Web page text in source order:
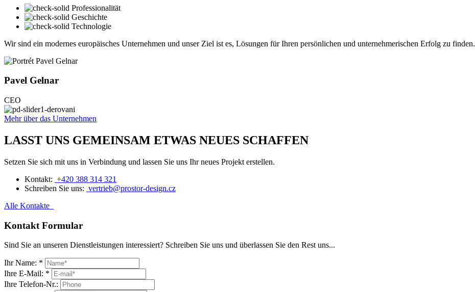
Professionalität
Geschichte
Technologie
Wir sind ein modernes europäisches Unternehmen und unser Ziel ist es, Lösungen für Ihren persönlichen und unternehmerischen Erfolg zu finden.
Pavel Gelnar
CEO
Mehr über das Unternehmen
LASST UNS GEMEINSAM ETWAS NEUES SCHAFFEN
Setzen Sie sich mit uns in Verbindung und lassen Sie uns Ihr neues Projekt erstellen.
Kontakt: +420 388 314 321
Schreiben Sie uns: vertrieb@prostor-design.cz
Alle Kontakte
Kontakt Formular
Sind Sie an unseren Dienstleistungen interessiert? Schreiben Sie uns und überlassen Sie den Rest uns...
Ihr Name: *
Ihre E-Mail: *
Ihre Telefon-Nr.: